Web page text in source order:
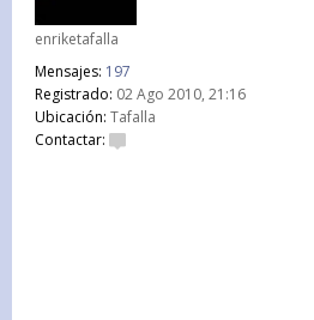
enriketafalla
Mensajes: 197
Registrado: 02 Ago 2010, 21:16
Ubicación: Tafalla
Contactar: